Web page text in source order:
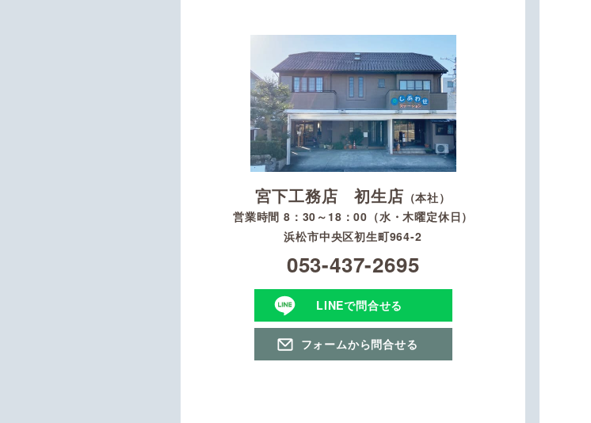
宮下工務店 初生店 （本社）
営業時間 8：30～18：00（水・木曜定休日）
浜松市中央区初生町964-2
053-437-2695
LINEで問合せる
フォームから問合せる